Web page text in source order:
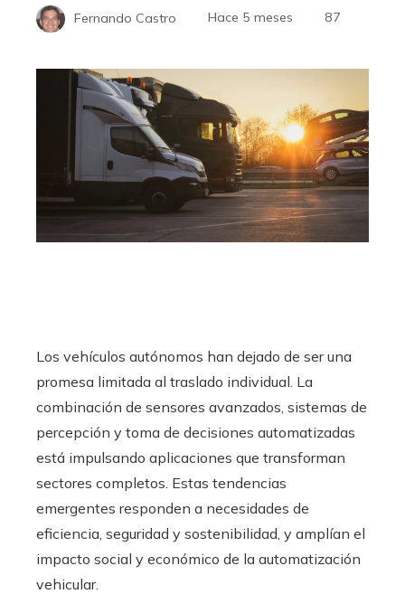
Fernando Castro Hace 5 meses 87
Los vehículos autónomos han dejado de ser una
promesa limitada al traslado individual. La
combinación de sensores avanzados, sistemas de
percepción y toma de decisiones automatizadas
está impulsando aplicaciones que transforman
sectores completos. Estas tendencias
emergentes responden a necesidades de
eficiencia, seguridad y sostenibilidad, y amplían el
impacto social y económico de la automatización
vehicular.